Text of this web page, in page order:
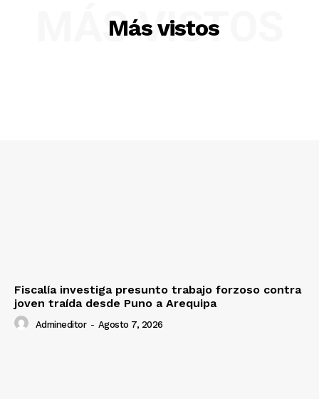
Más vistos
MÁS VISTOS
Fiscalía investiga presunto trabajo forzoso contra
joven traída desde Puno a Arequipa
Admineditor - Agosto 7, 2026